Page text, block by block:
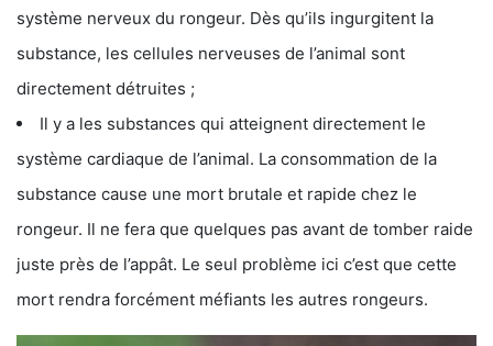
système nerveux du rongeur. Dès qu’ils ingurgitent la
substance, les cellules nerveuses de l’animal sont
directement détruites ;
Il y a les substances qui atteignent directement le
système cardiaque de l’animal. La consommation de la
substance cause une mort brutale et rapide chez le
rongeur. Il ne fera que quelques pas avant de tomber raide
juste près de l’appât. Le seul problème ici c’est que cette
mort rendra forcément méfiants les autres rongeurs.